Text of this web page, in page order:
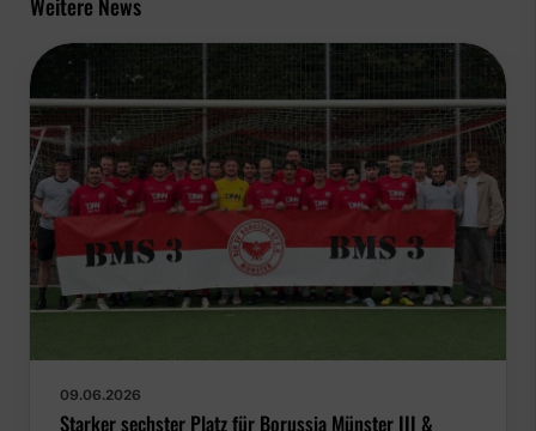
Weitere News
09.06.2026
Starker sechster Platz für Borussia Münster III &